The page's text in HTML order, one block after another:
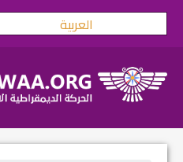
Skip
العربية